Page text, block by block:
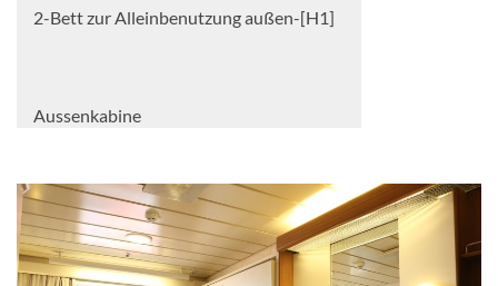
2-Bett zur Alleinbenutzung außen-[H1]
Aussenkabine
2-Bett außen-[H2]